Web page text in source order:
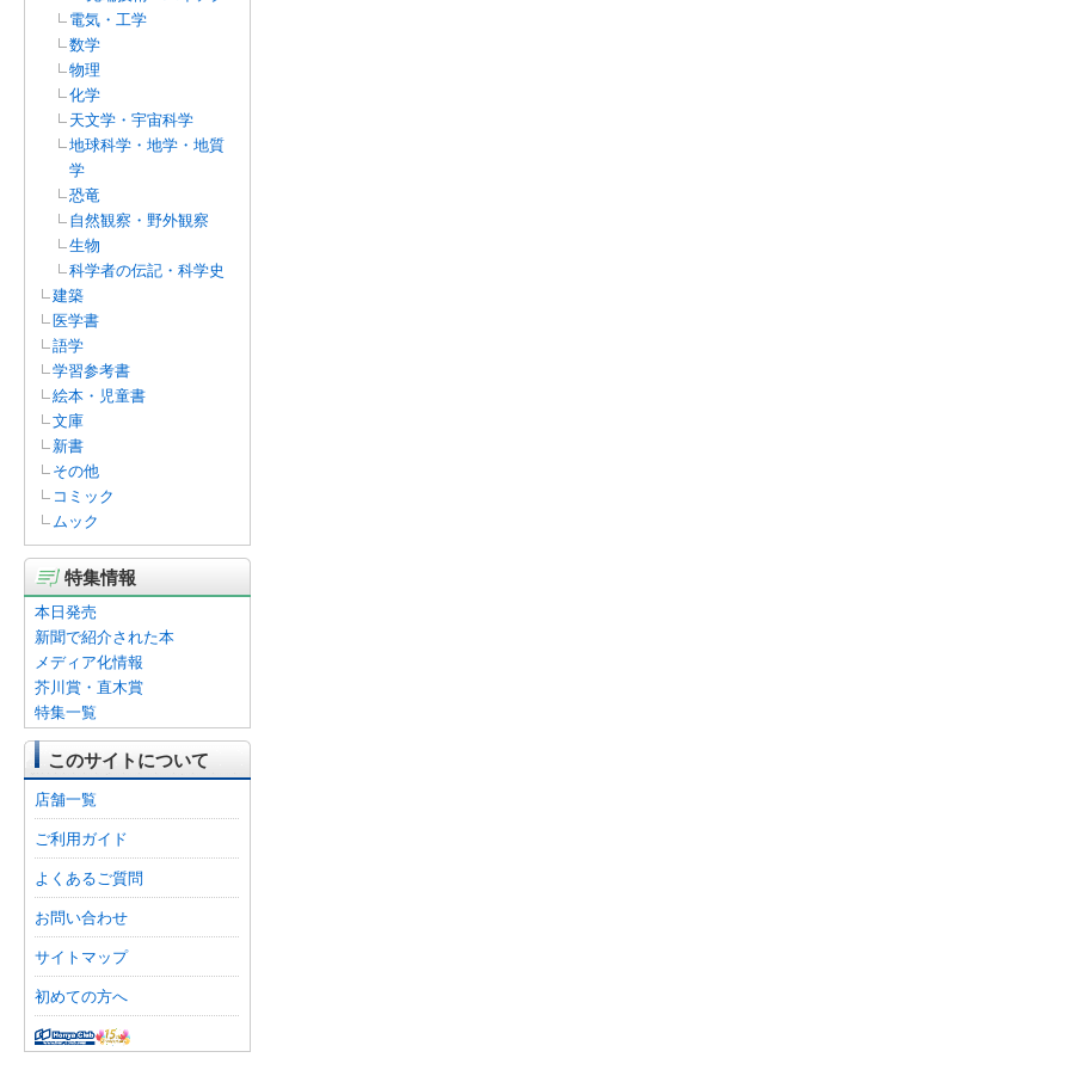
電気・工学
数学
物理
化学
天文学・宇宙科学
地球科学・地学・地質
学
恐竜
自然観察・野外観察
生物
科学者の伝記・科学史
建築
医学書
語学
学習参考書
絵本・児童書
文庫
新書
その他
コミック
ムック
特集情報
本日発売
新聞で紹介された本
メディア化情報
芥川賞・直木賞
特集一覧
このサイトについて
店舗一覧
ご利用ガイド
よくあるご質問
お問い合わせ
サイトマップ
初めての方へ